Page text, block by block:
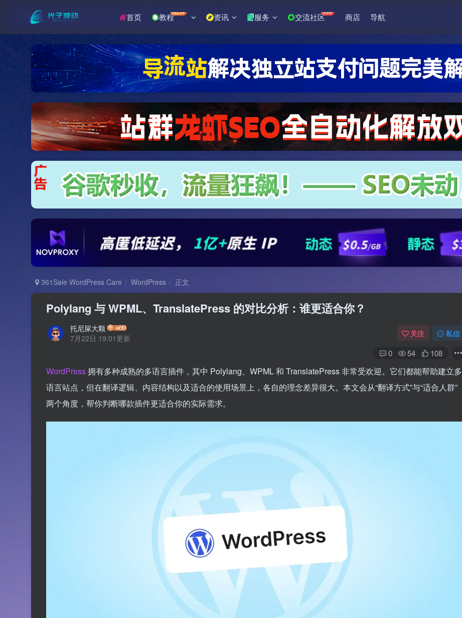
首页 教程NEW 资讯 服务 交流社区+99 商店 导航
361Sale WordPress Care WordPress 正文
Polylang 与 WPML、TranslatePress 的对比分析：谁更适合你？
托尼屎大颗
7月22日 19:01更新
关注 私信
0 54 108
WordPress拥有多种成熟的多语言插件，其中 Polylang、WPML 和 TranslatePress 非常受欢迎。它们都能帮助建立多
语言站点，但在翻译逻辑、内容结构以及适合的使用场景上，各自的理念差异很大。本文会从“翻译方式”与“适合人群”
两个角度，帮你判断哪款插件更适合你的实际需求。